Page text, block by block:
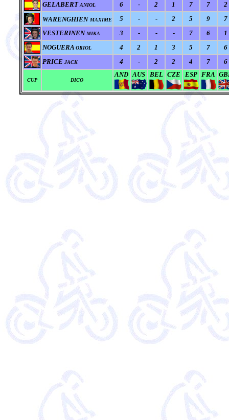
GELABERT ANIOL 6 - 2 1 7 7
2
WARENGHIEN MAXIME 5 - - 2 5 9
7
VESTERINEN MIKA 3 - - - 7 6
1
NOGUERA ORIOL 4 2 1 3 5 7
6
PRICE JACK 4 - 2 2 4 7 6
CUP DICO
AND AUS BEL CZE ESP FRA